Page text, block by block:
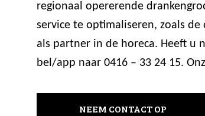
regionaal opererende
service te optimaliseren, zoals
als partner in de horeca. Heeft u
bel/app naar 0416 – 33 24 15.
NEEM CONTACT OP